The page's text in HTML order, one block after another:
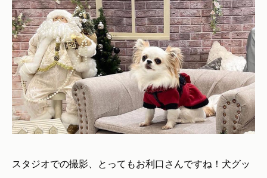
スタジオでの撮影、とってもお利口さんですね！犬グッ